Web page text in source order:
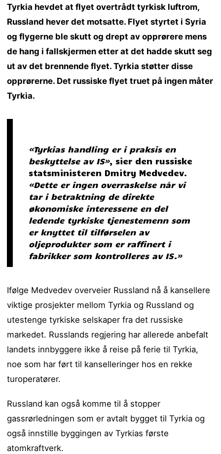
Tyrkia hevdet at flyet overtrådt tyrkisk luftrom,
Russland hever det motsatte. Flyet styrtet i Syria
og flygerne ble skutt og drept av opprørere mens
de hang i fallskjermen etter at det hadde skutt seg
ut av det brennende flyet. Tyrkia støtter disse
opprørerne. Det russiske flyet truet på ingen måter
Tyrkia.
«Tyrkias handling er i praksis en
beskyttelse av IS», sier den russiske
statsministeren Dmitry Medvedev.
«Dette er ingen overraskelse når vi
tar i betraktning de direkte
økonomiske interessene en del
ledende tyrkiske tjenestemenn som
er knyttet til tilførselen av
oljeprodukter som er raffinert i
fabrikker som kontrolleres av IS.»
Ifølge Medvedev overveier Russland nå å kansellere
viktige prosjekter mellom Tyrkia og Russland og
utestenge tyrkiske selskaper fra det russiske
markedet. Russlands regjering har allerede anbefalt
landets innbyggere ikke å reise på ferie til Tyrkia,
noe som har ført til kanselleringer hos en rekke
turoperatører.
Russland kan også komme til å stopper
gassrørledningen som er avtalt bygget til Tyrkia og
også innstille byggingen av Tyrkias første
atomkraftverk.